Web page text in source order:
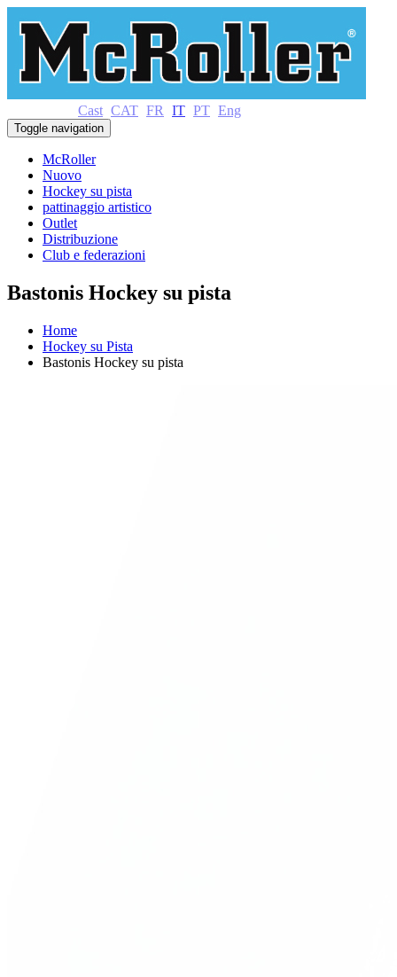
Cast CAT FR IT PT Eng
Toggle navigation
McRoller
Nuovo
Hockey su pista
pattinaggio artistico
Outlet
Distribuzione
Club e federazioni
Bastonis Hockey su pista
Home
Hockey su Pista
Bastonis Hockey su pista